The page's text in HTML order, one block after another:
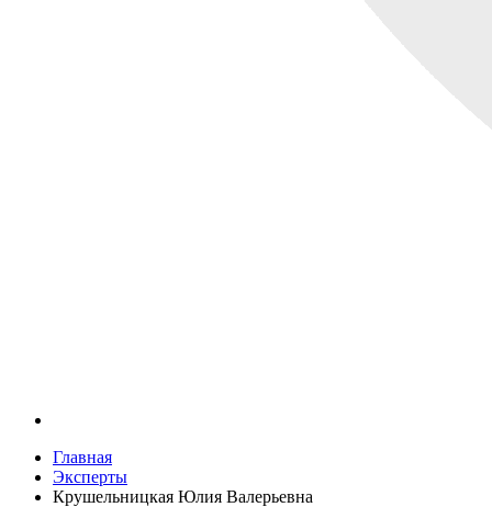
Главная
Эксперты
Крушельницкая Юлия Валерьевна